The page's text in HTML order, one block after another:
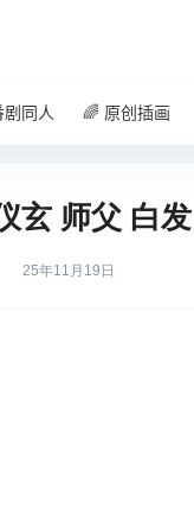
剧同人 🌈 原创插画
玄 师父 白
25年11月19日